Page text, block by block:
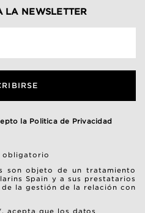
LA NEWSLETTER
la Politica de Privacidad
obligatorio
son objeto de un tratamiento
Spain y a sus prestatarios
la gestión de la relación con
acepta que los datos